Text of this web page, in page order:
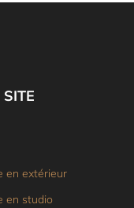
en extérieur
en studio